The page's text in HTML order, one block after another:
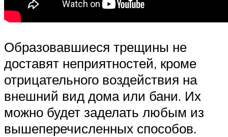
Образовавшиеся трещины не
доставят неприятностей, кроме
отрицательного воздействия на
внешний вид дома или бани. Их
можно будет заделать любым из
вышеперечисленных способов.